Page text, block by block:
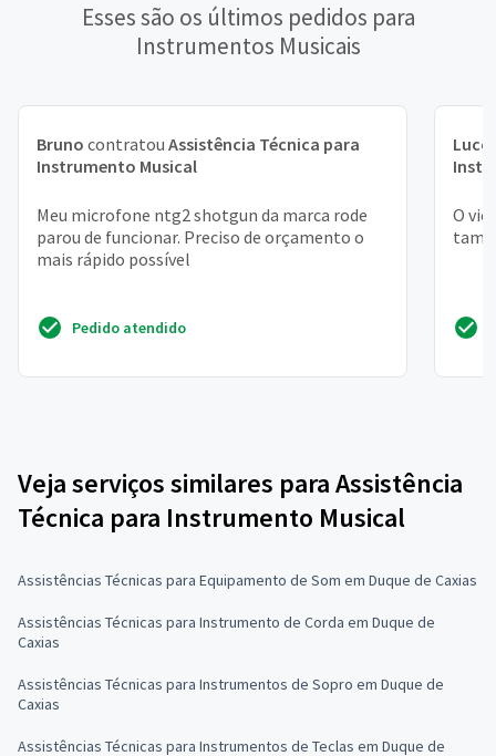
Esses são os últimos pedidos para
Instrumentos Musicais
Bruno contratou Assistência Técnica para
Instrumento Musical
Meu microfone ntg2 shotgun da marca rode
parou de funcionar. Preciso de orçamento o
mais rápido possível
Pedido atendido
O
Veja serviços similares para Assistência
Técnica para Instrumento Musical
Assistências Técnicas para Equipamento de Som em Duque de Caxias
Assistências Técnicas para Instrumento de Corda em Duque de
Caxias
Assistências Técnicas para Instrumentos de Sopro em Duque de
Caxias
Assistências Técnicas para Instrumentos de Teclas em Duque de